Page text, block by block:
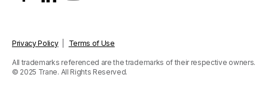
Privacy Policy| Terms of Use
All trademarks referenced are the trademarks of their respective owners.
© 2025 Trane. All Rights Reserved.